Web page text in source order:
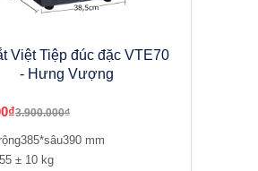
Việt Tiệp đúc đặc VTE70
- Hưng Vượng
3.900.000₫
mm
± 10 kg